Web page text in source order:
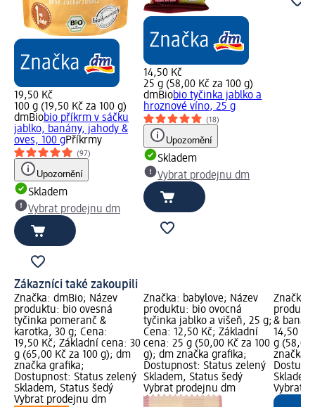
19,50 Kč
100 g (19,50 Kč za 100 g)
dmBiobio příkrm v sáčku
jablko, banány, jahody &
oves, 100 gPříkrmy
(97)
Upozornění
Skladem
Vybrat prodejnu dm
14,50 Kč
25 g (58,00 Kč za 100 g)
dmBiobio tyčinka jablko a
hroznové víno, 25 g
(18)
Upozornění
Skladem
Vybrat prodejnu dm
Zákazníci také zakoupili
Značka: dmBio; Název
produktu: bio ovesná
tyčinka pomeranč &
karotka, 30 g; Cena:
19,50 Kč; Základní cena: 30
g (65,00 Kč za 100 g); dm
značka grafika;
Dostupnost: Status zelený
Skladem, Status šedý
Vybrat prodejnu dm
Značka: babylove; Název
produktu: bio ovocná
tyčinka jablko a višeň, 25 g;
Cena: 12,50 Kč; Základní
cena: 25 g (50,00 Kč za 100
g); dm značka grafika;
Dostupnost: Status zelený
Skladem, Status šedý
Vybrat prodejnu dm
Značka:
&
14,50
g (58,00
značka
Vybrat